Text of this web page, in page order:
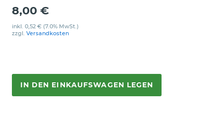
8,00 €
inkl. 0,52 € (7.0% MwSt.)
zzgl. Versandkosten
IN DEN EINKAUFSWAGEN LEGEN